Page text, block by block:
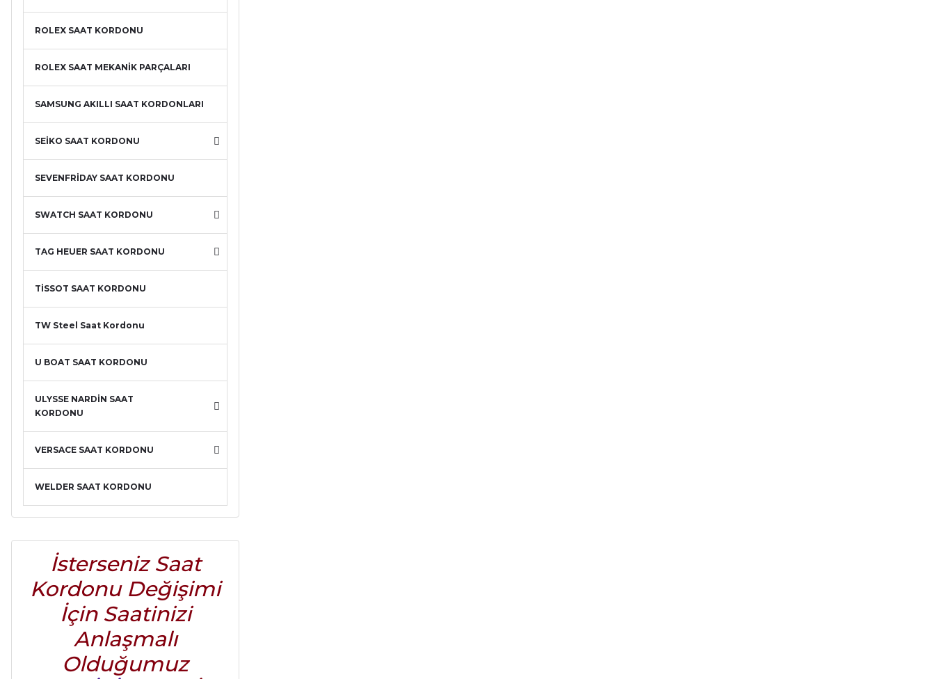
ROLEX SAAT KORDONU
ROLEX SAAT MEKANİK PARÇALARI
SAMSUNG AKILLI SAAT KORDONLARI
SEİKO SAAT KORDONU
SEVENFRİDAY SAAT KORDONU
SWATCH SAAT KORDONU
TAG HEUER SAAT KORDONU
TİSSOT SAAT KORDONU
TW Steel Saat Kordonu
U BOAT SAAT KORDONU
ULYSSE NARDİN SAAT
KORDONU
VERSACE SAAT KORDONU
WELDER SAAT KORDONU
İsterseniz Saat
Kordonu Değişimi
İçin Saatinizi
Anlaşmalı
Olduğumuz